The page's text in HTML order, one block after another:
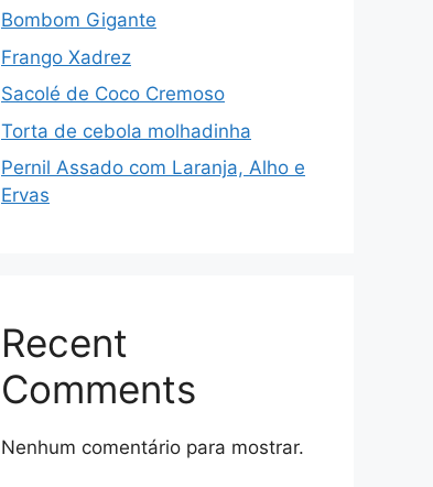
Bombom Gigante
Frango Xadrez
Sacolé de Coco Cremoso
Torta de cebola molhadinha
Pernil Assado com Laranja, Alho e
Ervas
Recent
Comments
Nenhum comentário para mostrar.